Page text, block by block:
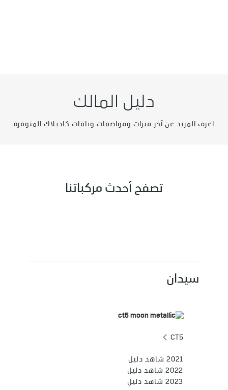
دليل المالك
اعرف المزيد عن آخر ميزات ومواصفات وباقات كاديلاك المتوفرة
تصفح أحدث مركباتنا
سيدان
CT5
2021 شاهد دليل
2022 شاهد دليل
2023 شاهد دليل